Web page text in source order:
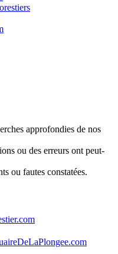
approfondies de nos
ou des erreurs ont peut-
ou fautes constatées.